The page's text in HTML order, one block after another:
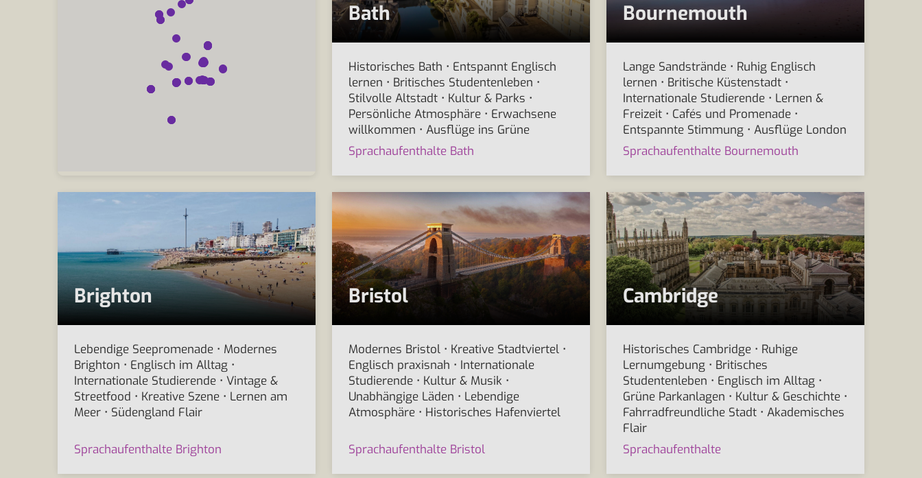
Bath
Historisches Bath • Entspannt Englisch
lernen • Britisches Studentenleben •
Stilvolle Altstadt • Kultur & Parks •
Persönliche Atmosphäre • Erwachsene
willkommen • Ausflüge ins Grüne
Sprachaufenthalte Bath
Bournemouth
Lange Sandstrände • Ruhig Englisch
lernen • Britische Küstenstadt •
Internationale Studierende • Lernen &
Freizeit • Cafés und Promenade •
Entspannte Stimmung • Ausflüge London
Sprachaufenthalte Bournemouth
Brighton
Lebendige Seepromenade • Modernes
Brighton • Englisch im Alltag •
Internationale Studierende • Vintage &
Streetfood • Kreative Szene • Lernen am
Meer • Südengland Flair
Sprachaufenthalte Brighton
Bristol
Modernes Bristol • Kreative Stadtviertel •
Englisch praxisnah • Internationale
Studierende • Kultur & Musik •
Unabhängige Läden • Lebendige
Atmosphäre • Historisches Hafenviertel
Sprachaufenthalte Bristol
Cambridge
Historisches Cambridge • Ruhige
Lernumgebung • Britisches
Studentenleben • Englisch im Alltag •
Grüne Parkanlagen • Kultur & Geschichte •
Fahrradfreundliche Stadt • Akademisches
Flair
Sprachaufenthalte